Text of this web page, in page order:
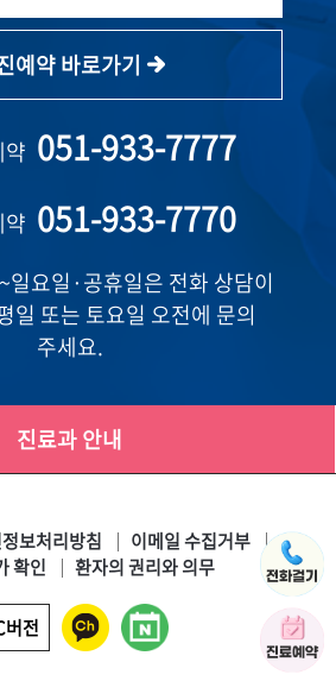
예약 바로가기
051-933-7777
051-933-7770
요일·공휴일은 전화 상담이
일 또는 토요일 오전에 문의
주세요.
진료과 안내
보처리방침
이메일 수집거부
확인
환자의 권리와 의무
버전